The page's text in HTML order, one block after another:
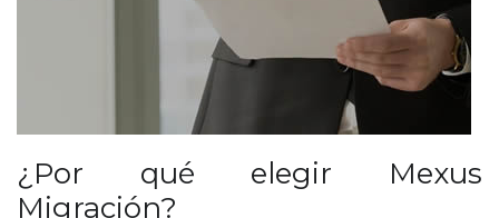
¿Por qué elegir Mexus
Migración?